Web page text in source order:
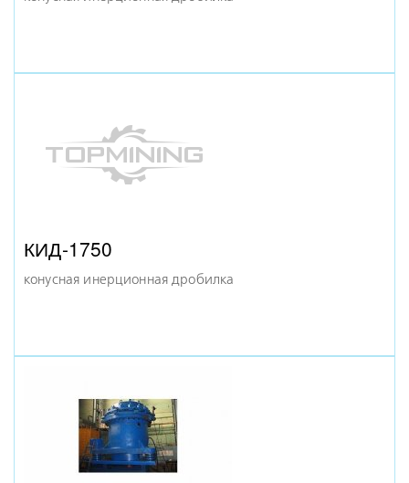
КСД-1750 ГР
КСД-1200 Т
КИД-1750
конусная инерционная дробилка